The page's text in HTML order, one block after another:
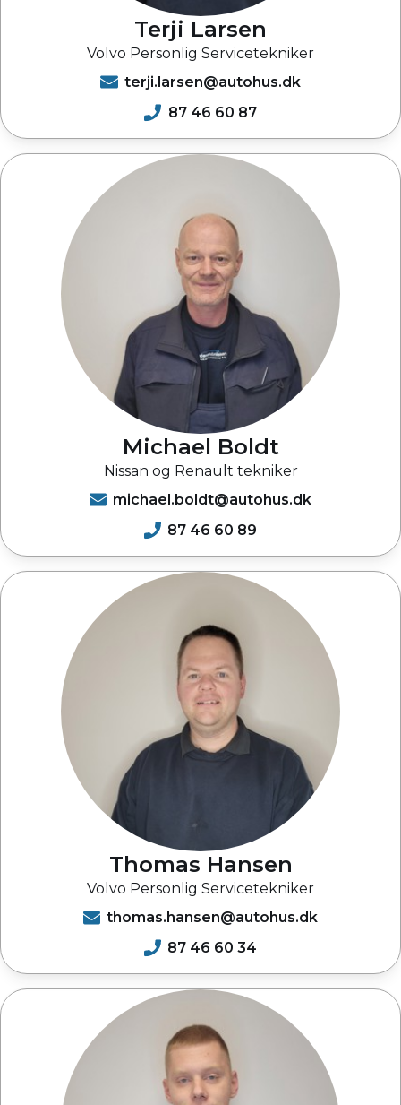
Terji Larsen
Volvo Personlig Servicetekniker
terji.larsen@autohus.dk
87 46 60 87
Michael Boldt
Nissan og Renault tekniker
michael.boldt@autohus.dk
87 46 60 89
Thomas Hansen
Volvo Personlig Servicetekniker
thomas.hansen@autohus.dk
87 46 60 34